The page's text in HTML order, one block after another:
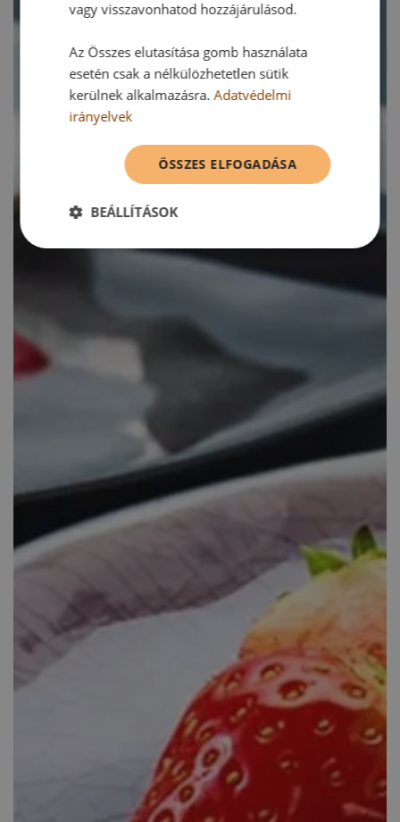
vagy visszavonhatod hozzájárulásod.
Az Összes elutasítása gomb használata
esetén csak a nélkülözhetetlen sütik
kerülnek alkalmazásra.Adatvédelmi
irányelvek
ÖSSZES ELFOGADÁSA
BEÁLLÍTÁSOK